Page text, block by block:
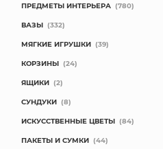
ПРЕДМЕТЫ ИНТЕРЬЕРА (780)
ВАЗЫ (332)
МЯГКИЕ ИГРУШКИ (39)
КОРЗИНЫ (24)
ЯЩИКИ (2)
СУНДУКИ (8)
ИСКУССТВЕННЫЕ ЦВЕТЫ (84)
ПАКЕТЫ И СУМКИ (44)